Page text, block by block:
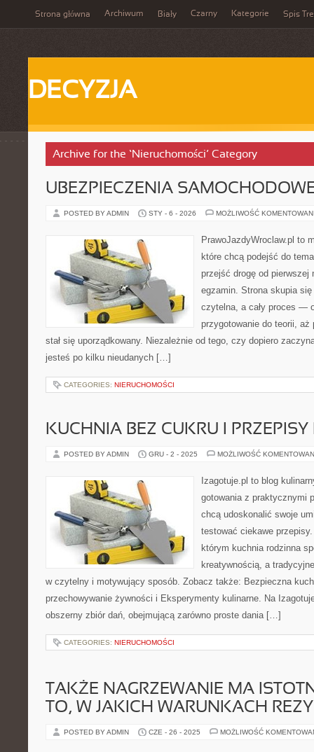
Strona główna Archiwum Biały Czarny Kategorie Spis
DECYZJA
Archive for the ‘Nieruchomości’ Category
UBEZPIECZENIA
POSTED BY ADMIN STY - 6 - 2026 MOŻLIWOŚĆ
PrawoJazdyWroclaw.pl to
które chcą podejść do
przejść drogę od
egzamin. Strona skupia
czytelna, a cały proces —
przygotowanie do teorii,
stał się uporządkowany. Niezależnie od tego, czy dopiero
jesteś po kilku nieudanych […]
CATEGORIES: NIERUCHOMOŚCI
KUCHNIA BEZ CUKRU I
POSTED BY ADMIN GRU - 2 - 2025 MOŻLIWOŚĆ
Izagotuje.pl to blog
gotowania z praktycznymi
chcą udoskonalić swoje
testować ciekawe
którym kuchnia rodzinna
kreatywnością, a
w czytelny i motywujący sposób. Zobacz także: Bezpieczna
przechowywanie żywności i Eksperymenty kulinarne. Na
obszerny zbiór dań, obejmującą zarówno proste dania […]
CATEGORIES: NIERUCHOMOŚCI
TAKŻE NAGRZEWANIE MA
TO, W JAKICH WARUNKACH
POSTED BY ADMIN CZE - 26 - 2025 MOŻLIWOŚĆ